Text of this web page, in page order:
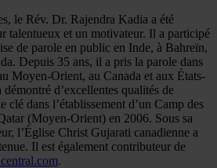
le Rév. Dr. Rajendra Kadia a été
talentueux et un motivateur. Il a participé
de parole en public en Inde, à Bahreïn,
Depuis 35 ans, il a pris la parole dans
Moyen-Orient, au Canada et aux États-
d’excellentes qualités de
clé dans l’établissement d’un Camp des
(Moyen-Orient) en 2006. Sous sa
l’Église Christ Gujarati canadienne a
Il est également contributeur de
.